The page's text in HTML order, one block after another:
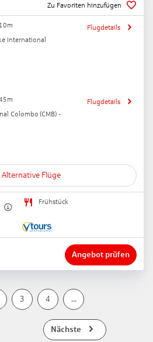
Zu Favoriten hinzufügen
International
Flugdetails
Colombo (CMB) -
Flugdetails
Alternative Flüge
Frühstück
Angebot prüfen
3 4 ...
Nächste